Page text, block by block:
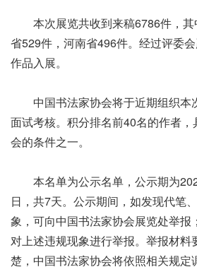
本次展览共收到来稿6786件，其
省529件，河南省496件。经过评委
作品入展。
中国书法家协会将于近期组织本
面试考核。积分排名前40名的作者
会的条件之一。
本名单为公示名单，公示期为
日，共7天。公示期间，如发现代笔
象，可向中国书法家协会展览处举报
对上述违规现象进行举报。举报材料
楚，中国书法家协会将依照相关规定